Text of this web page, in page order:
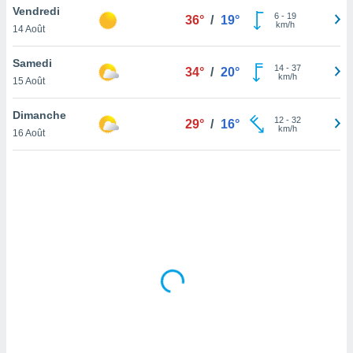
en
de
Vendredi
14 Août
36° / 19° 6- 19
km/h
Samedi
15 Août
34° / 20° 14- 37
km/h
Dimanche
16 Août
29° / 16° 12- 32
km/h